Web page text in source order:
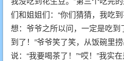
们和姐姐们：“你们猜猜，我吃
想：爷爷之所以问，一定是吃到
到了！”爷爷笑了笑，从饭碗里
说：“我要喝茶了！”“哎！”我